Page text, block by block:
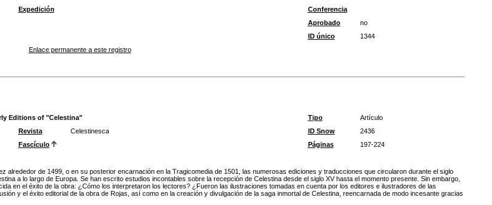
Expedición
Conferencia
Aprobado
no
ID único
1344
Enlace permanente a este registro
Editions of "Celestina" Tipo
Artículo
Revista Celestinesca ID Snow
2436
Fascículo Páginas
197-224
alrededor de 1499, o en su posterior encarnación en la Tragicomedia de 1501, las numerosas ediciones y traducciones que circularon durante el siglo
a lo largo de Europa. Se han escrito estudios incontables sobre la recepción de Celestina desde el siglo XV hasta el momento presente. Sin embargo,
en el éxito de la obra: ¿Cómo los interpretaron los lectores? ¿Fueron las ilustraciones tomadas en cuenta por los editores e ilustradores de las
y el éxito editorial de la obra de Rojas, así como en la creación y divulgación de la saga inmortal de Celestina, reencarnada de modo incesante gracias